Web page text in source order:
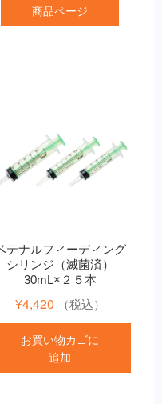
商品ページ
テナルフィーディング
シリンジ（滅菌済）
30mL×２５本
¥4,420 （税込）
お買い物カゴに
追加